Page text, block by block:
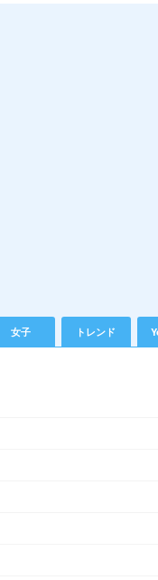
女子 トレンド